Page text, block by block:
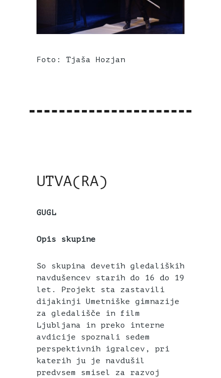
Foto: Tjaša Hozjan
UTVA(RA)
GUGL
Opis skupine
So skupina devetih gledaliških
navdušencev starih do 16 do 19
let. Projekt sta zastavili
dijakinji Umetniške gimnazije
za gledališče in film
Ljubljana in preko interne
avdicije spoznali sedem
perspektivnih igralcev, pri
katerih ju je navdušil
predvsem smisel za razvoj